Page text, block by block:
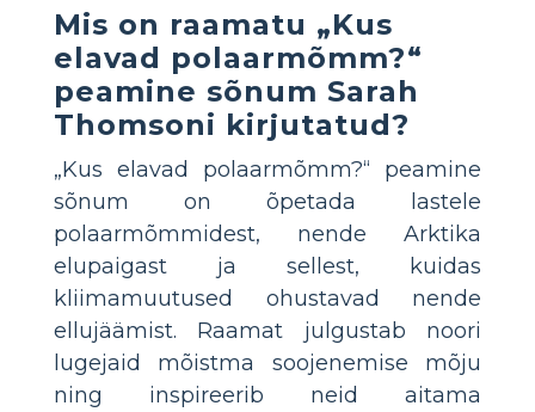
Mis on raamatu „Kus
elavad polaarmõmm?“
peamine sõnum Sarah
Thomsoni kirjutatud?
„Kus elavad polaarmõmm?“ peamine
sõnum on õpetada lastele
polaarmõmmidest, nende Arktika
elupaigast ja sellest, kuidas
kliimamuutused ohustavad nende
ellujäämist. Raamat julgustab noori
lugejaid mõistma soojenemise mõju
ning inspireerib neid aitama